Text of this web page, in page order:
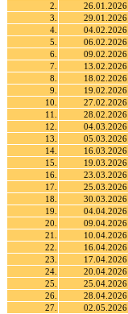
2.
26.01.2026
3.
29.01.2026
4.
04.02.2026
5.
06.02.2026
6.
09.02.2026
7.
13.02.2026
8.
18.02.2026
9.
19.02.2026
10.
27.02.2026
11.
28.02.2026
12.
04.03.2026
13.
05.03.2026
14.
16.03.2026
15.
19.03.2026
16.
23.03.2026
17.
25.03.2026
18.
30.03.2026
19.
04.04.2026
20.
09.04.2026
21.
10.04.2026
22.
16.04.2026
23.
17.04.2026
24.
20.04.2026
25.
25.04.2026
26.
28.04.2026
27.
02.05.2026